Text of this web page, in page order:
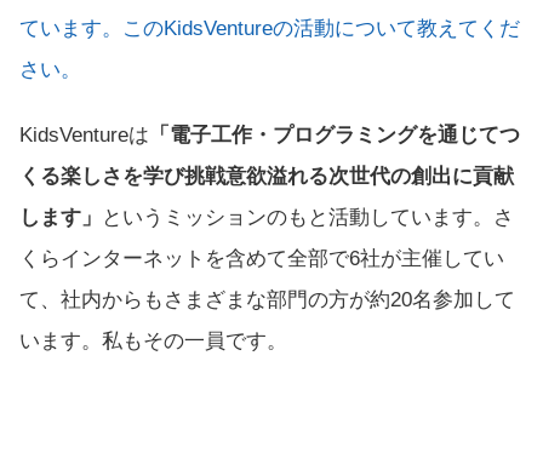
ています。このKidsVentureの活動について教えてくだ
さい。
KidsVentureは 「電子工作・プログラミングを通じてつ
くる楽しさを学び挑戦意欲溢れる次世代の創出に貢献
します」
というミッションのもと活動しています。さ
くらインターネットを含めて全部で6社が主催してい
て、社内からもさまざまな部門の方が約20名参加して
います。私もその一員です。